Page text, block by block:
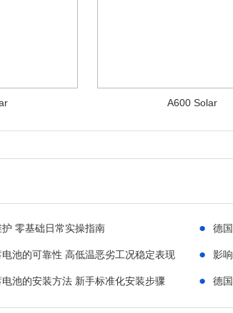
A600 Solar
零基础日常实操指南 ● 德国
池的可靠性 高低温恶劣工况稳定表现 ● 影
池的安装方法 新手标准化安装步骤 ● 德